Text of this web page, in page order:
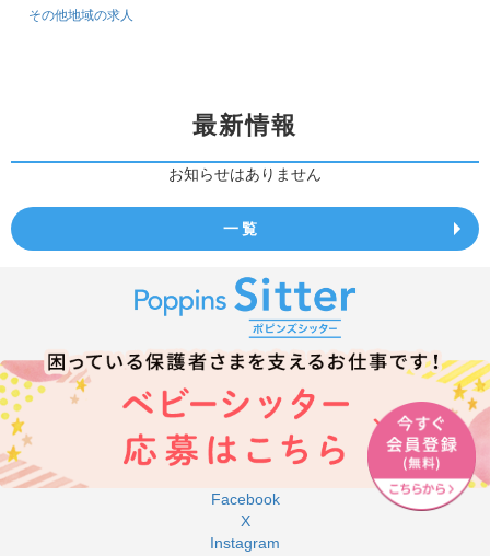
その他地域の求人
最新情報
お知らせはありません
一覧
Facebook
X
Instagram